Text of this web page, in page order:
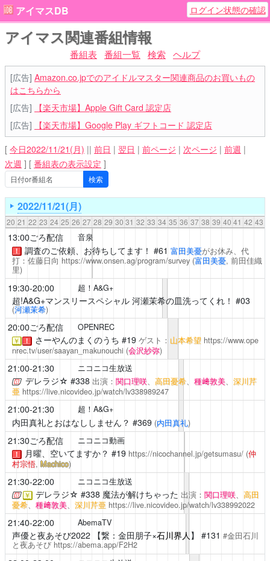
アイマスDB ログイン状態の確認
アイマス関連番組情報
番組表 番組一覧 検索 ヘルプ
[広告] Amazon.co.jpでのアイドルマスター関連商品のお買いもの
はこちらから
[広告]
【楽天市場】Apple Gift Card 認定店
[広告]
【楽天市場】Google Play ギフトコード 認定店
[ 今日2022/11/21(月) || 前日 | 翌日 | 前ページ | 次ページ | 前週 |
次週 ] [ 番組表の表示設定 ]
2022/11/21(月)
20 21 22 23 24 25 26 27 28 29 30 31 32 33 34 35 36 37 38 39 40 41 42 43
13:00ごろ配信 音泉
！ 調査のご依頼、お待ちしてます！ #61 富田美憂がお休み、代
打：佐藤日向 https://www.onsen.ag/program/survey (富田美憂, 前田佳織
里)
19:30-20:00 超！A&G+
超!A&G+マンスリースペシャル 河瀬茉希の皿洗ってくれ！ #03
(河瀬茉希)
20:00ごろ配信 OPENREC
￥ ！ さーやんのまくのうち #19 ゲスト： 山本希望 https://www.ope
nrec.tv/user/saayan_makunouchi (会沢紗弥)
21:00-21:30 ニコニコ生放送
デレラジ☆ #338 出演： 関口理咲、 高田憂希、 種﨑敦美、 深川芹
亜 https://live.nicovideo.jp/watch/lv338989247
21:00-21:30 超！A&G+
内田真礼とおはなししません？ #369 (内田真礼)
21:30ごろ配信 ニコニコ動画
！ 月曜、空いてますか？ #19 https://nicochannel.jp/getsumasu/ (仲
村宗悟, Machico)
21:30-22:00 ニコニコ生放送
￥ デレラジ☆ #338 魔法が解けちゃった 出演： 関口理咲、 高田
憂希、 種﨑敦美、 深川芹亜 https://live.nicovideo.jp/watch/lv338992022
21:40-22:00 AbemaTV
声優と夜あそび2022【繋：金田朋子×石川界人 】 #131 #金田石川
と夜あそび https://abema.app/F2H2